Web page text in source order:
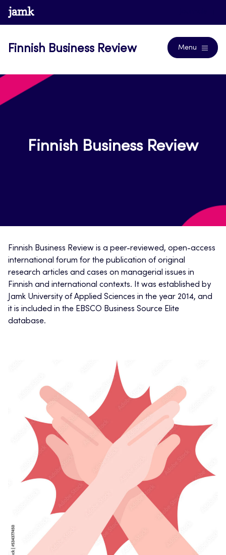
Skip
to
www.jamk.fi
Finnish Business Review Menu
Finnish Business Review
Finnish Business Review is a peer-reviewed, open-access
international forum for the publication of original
research articles and cases on managerial issues in
Finnish and international contexts. It was established by
Jamk University of Applied Sciences in the year 2014, and
it is included in the EBSCO Business Source Elite
database.